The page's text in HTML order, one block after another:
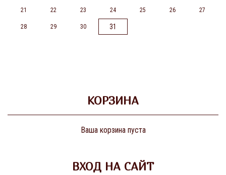
21 22 23 24 25 26 27
28 29 30 31
КОРЗИНА
Ваша корзина пуста
ВХОД НА САЙТ